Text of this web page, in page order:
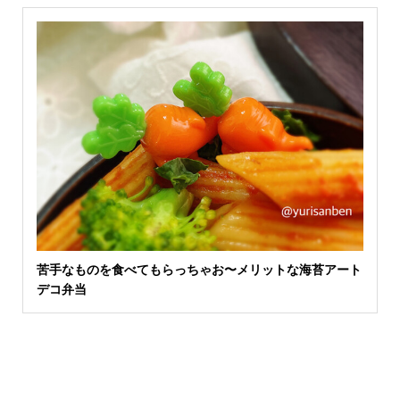
苦手なものを食べてもらっちゃお〜メリットな海苔アート
デコ弁当